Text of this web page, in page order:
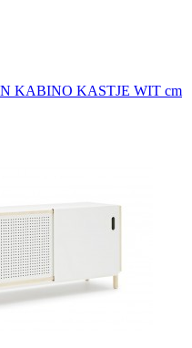
KABINO KASTJE WIT cm